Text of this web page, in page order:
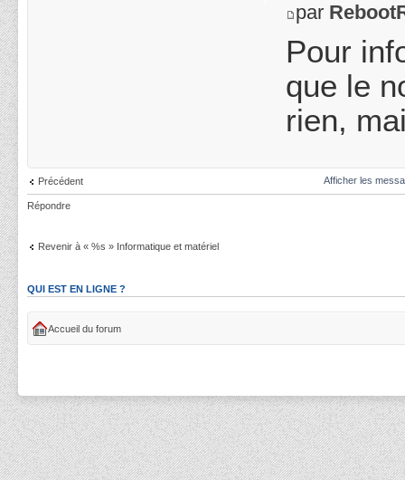
par
Pour
que le
rien,
Précédent Afficher les
Répondre
Revenir à « %s » Informatique et matériel
QUI EST EN LIGNE ?
Accueil du forum